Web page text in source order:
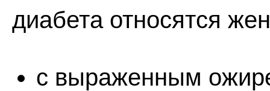
диабета относятся
с выраженным